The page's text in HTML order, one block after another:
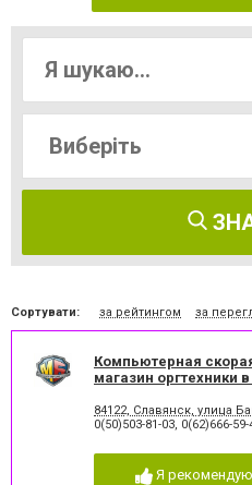
Сортувати: за рейтингом за
Компьютерная
магазин оргтехники
84122, Славянск, улица
0(50)503-81-03, 0(62)666-59-
Я рекомендую